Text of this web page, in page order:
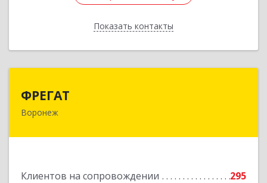
Показать контакты
Назад
ФРЕГАТ
Воронеж
Клиентов на сопровождении
295